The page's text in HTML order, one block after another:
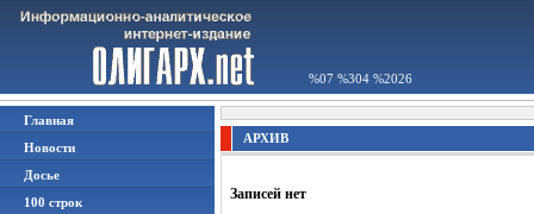
%07 %304 %2026
Главная
Новости
Досье
100 строк
АРХИВ
Записей нет